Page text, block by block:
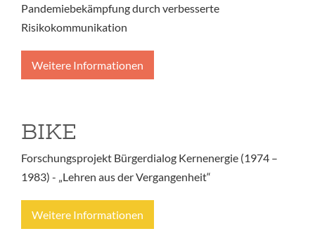
Pandemiebekämpfung durch verbesserte
Risikokommunikation
Weitere Informationen
BIKE
Forschungsprojekt Bürgerdialog Kernenergie (1974 –
1983) - „Lehren aus der Vergangenheit“
Weitere Informationen